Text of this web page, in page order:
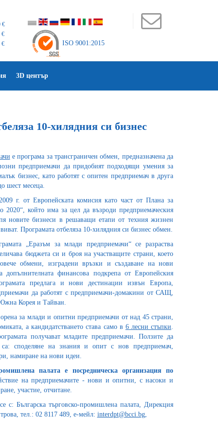
€
€
€
ISO 9001:2015
3D център
10-хилядния си бизнес
е програма за трансграничен обмен, предназначена да
предприемачи да придобият подходящи умения за
бизнес, като работят с опитен предприемач в друга
шест месеца.
г. от Европейската комисия като част от Плана за
2020“, който има за цел да възроди предприемаческия
новите бизнеси в решаващи етапи от техния жизнен
Програмата отбеляза 10-хилядния си бизнес обмен.
„Еразъм за млади предприемачи“ се разраства
бюджета си и броя на участващите страни, което
обмени, изградени връзки и създаване на нови
допълнителната финансова подкрепа от Европейския
предлага и нови дестинации извън Европа,
да работят с предприемачи-домакини от САЩ,
Корея и Тайван.
за млади и опитни предприемачи от над 45 страни,
а кандидатстването става само в 6 лесни стъпки.
получават младите предприемачи. Ползите да
са: споделяне на знания и опит с нов предприемач,
намиране на нови идеи.
палата е посредническа организация по
на предприемачите - нови и опитни, с насоки и
участие, отчитане.
с: Българска търговско-промишлена палата, Дирекция
тел.: 02 8117 489, е-мейл: interdpt@bcci.bg,